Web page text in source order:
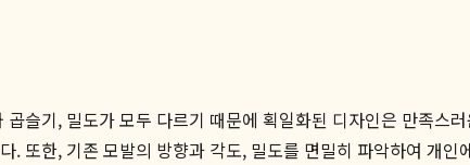
슬기, 밀도가 모두 다르기 때문에 획일화된 디자인은 만족스
또한, 기존 모발의 방향과 각도, 밀도를 면밀히 파악하여 개인